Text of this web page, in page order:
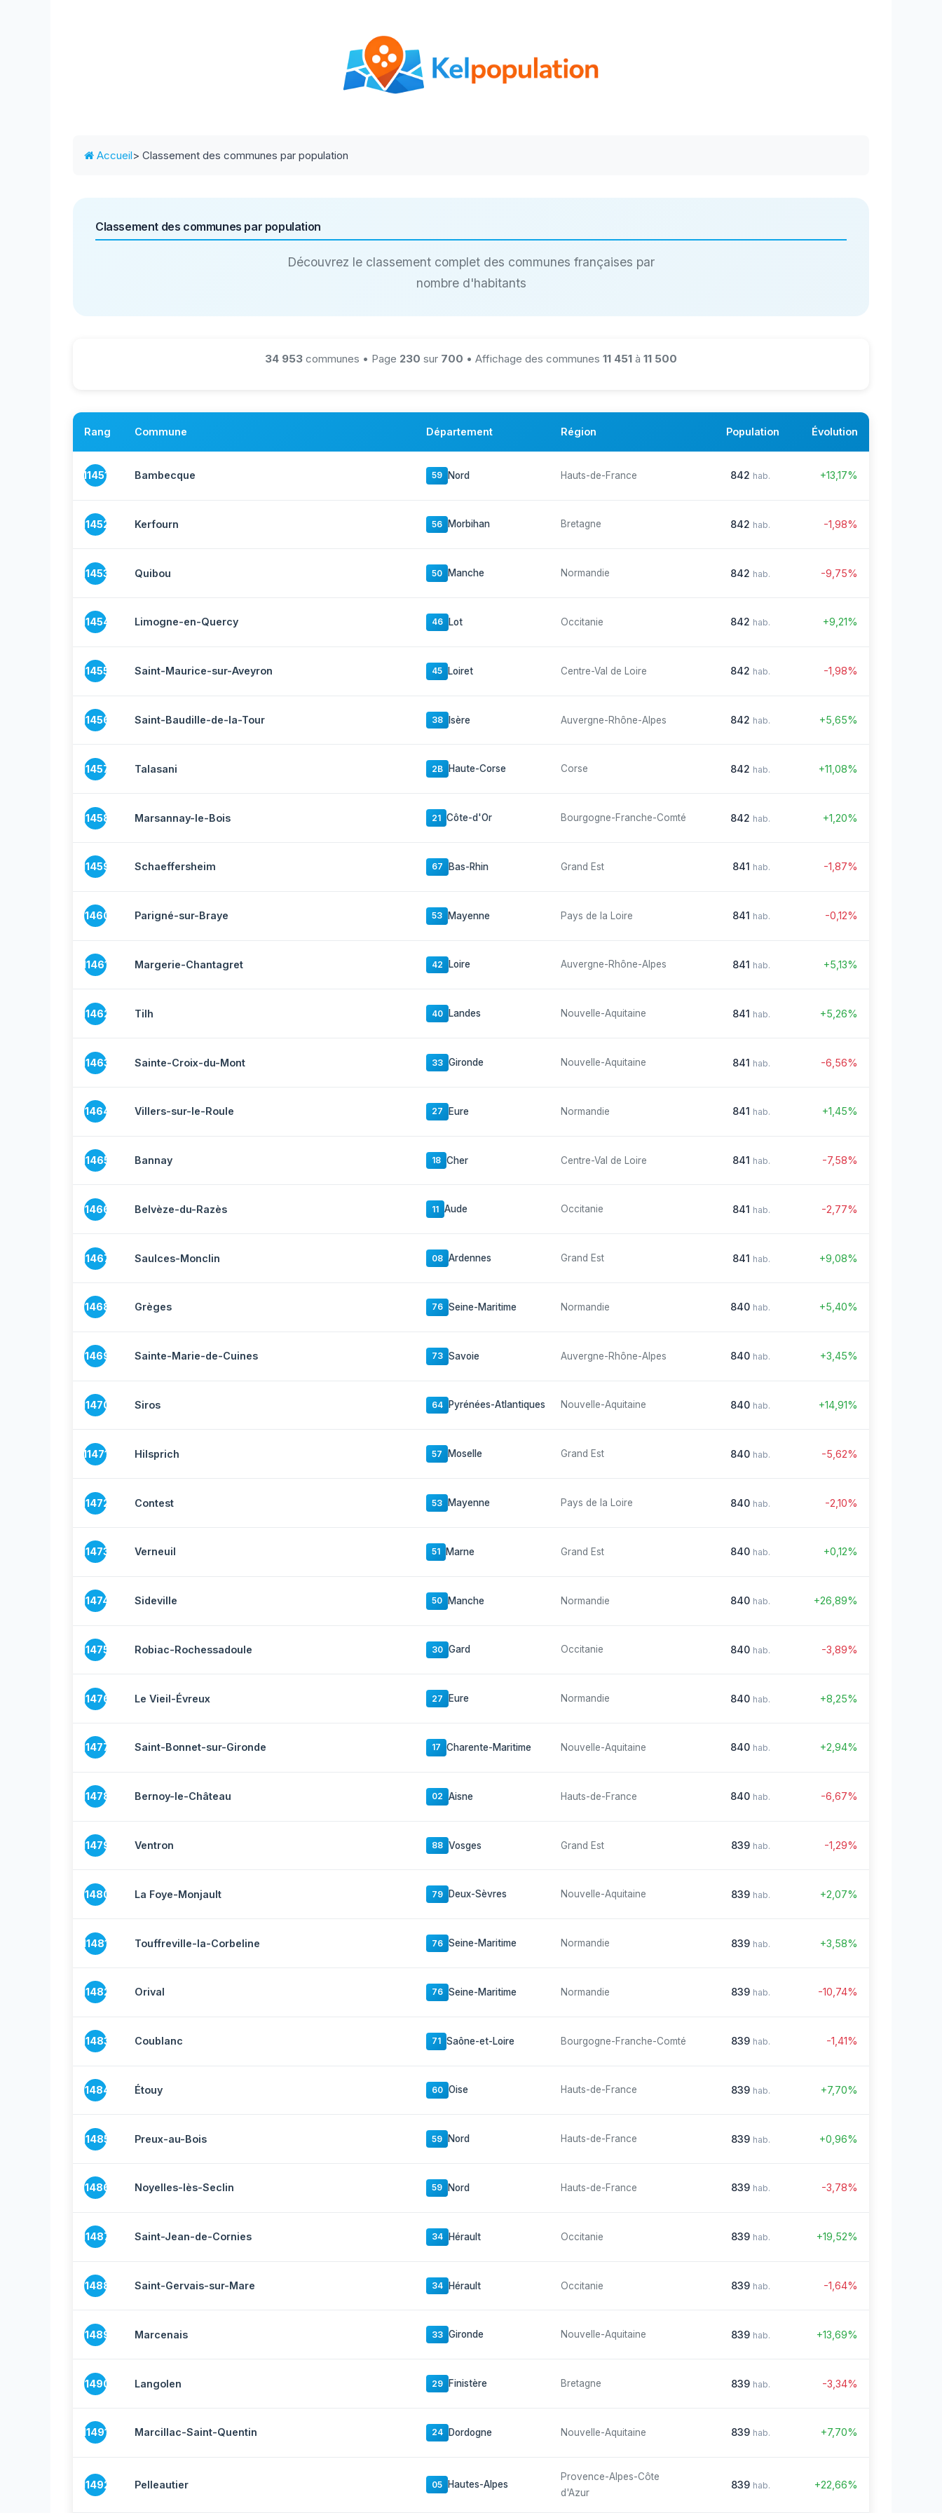
Accueil> Classement des communes par population
Classement des communes par population
Découvrez le classement complet des communes françaises par
nombre d'habitants
34 953 communes • Page 230 sur 700 • Affichage des communes 11 451 à 11 500
Rang Commune Département Région Population Évolution
11451 Bambecque 59 Nord Hauts-de-France 842 hab. +13,17%
11452 Kerfourn 56 Morbihan Bretagne 842 hab. -1,98%
11453 Quibou 50 Manche Normandie 842 hab. -9,75%
11454 Limogne-en-Quercy 46 Lot Occitanie 842 hab. +9,21%
11455 Saint-Maurice-sur-Aveyron 45 Loiret Centre-Val de Loire 842 hab. -1,98%
11456 Saint-Baudille-de-la-Tour 38 Isère Auvergne-Rhône-Alpes 842 hab. +5,65%
11457 Talasani 2B Haute-Corse Corse 842 hab. +11,08%
11458 Marsannay-le-Bois 21 Côte-d'Or Bourgogne-Franche-Comté 842 hab. +1,20%
11459 Schaeffersheim 67 Bas-Rhin Grand Est 841 hab. -1,87%
11460 Parigné-sur-Braye 53 Mayenne Pays de la Loire 841 hab. -0,12%
11461 Margerie-Chantagret 42 Loire Auvergne-Rhône-Alpes 841 hab. +5,13%
11462 Tilh 40 Landes Nouvelle-Aquitaine 841 hab. +5,26%
11463 Sainte-Croix-du-Mont 33 Gironde Nouvelle-Aquitaine 841 hab. -6,56%
11464 Villers-sur-le-Roule 27 Eure Normandie 841 hab. +1,45%
11465 Bannay 18 Cher Centre-Val de Loire 841 hab. -7,58%
11466 Belvèze-du-Razès 11 Aude Occitanie 841 hab. -2,77%
11467 Saulces-Monclin 08 Ardennes Grand Est 841 hab. +9,08%
11468 Grèges 76 Seine-Maritime Normandie 840 hab. +5,40%
11469 Sainte-Marie-de-Cuines 73 Savoie Auvergne-Rhône-Alpes 840 hab. +3,45%
11470 Siros 64 Pyrénées-Atlantiques Nouvelle-Aquitaine 840 hab. +14,91%
11471 Hilsprich 57 Moselle Grand Est 840 hab. -5,62%
11472 Contest 53 Mayenne Pays de la Loire 840 hab. -2,10%
11473 Verneuil 51 Marne Grand Est 840 hab. +0,12%
11474 Sideville 50 Manche Normandie 840 hab. +26,89%
11475 Robiac-Rochessadoule 30 Gard Occitanie 840 hab. -3,89%
11476 Le Vieil-Évreux 27 Eure Normandie 840 hab. +8,25%
11477 Saint-Bonnet-sur-Gironde 17 Charente-Maritime Nouvelle-Aquitaine 840 hab. +2,94%
11478 Bernoy-le-Château 02 Aisne Hauts-de-France 840 hab. -6,67%
11479 Ventron 88 Vosges Grand Est 839 hab. -1,29%
11480 La Foye-Monjault 79 Deux-Sèvres Nouvelle-Aquitaine 839 hab. +2,07%
11481 Touffreville-la-Corbeline 76 Seine-Maritime Normandie 839 hab. +3,58%
11482 Orival 76 Seine-Maritime Normandie 839 hab. -10,74%
11483 Coublanc 71 Saône-et-Loire Bourgogne-Franche-Comté 839 hab. -1,41%
11484 Étouy 60 Oise Hauts-de-France 839 hab. +7,70%
11485 Preux-au-Bois 59 Nord Hauts-de-France 839 hab. +0,96%
11486 Noyelles-lès-Seclin 59 Nord Hauts-de-France 839 hab. -3,78%
11487 Saint-Jean-de-Cornies 34 Hérault Occitanie 839 hab. +19,52%
11488 Saint-Gervais-sur-Mare 34 Hérault Occitanie 839 hab. -1,64%
11489 Marcenais 33 Gironde Nouvelle-Aquitaine 839 hab. +13,69%
11490 Langolen 29 Finistère Bretagne 839 hab. -3,34%
11491 Marcillac-Saint-Quentin 24 Dordogne Nouvelle-Aquitaine 839 hab. +7,70%
11492 Pelleautier 05 Hautes-Alpes
Provence-Alpes-Côte
d'Azur
839 hab. +22,66%